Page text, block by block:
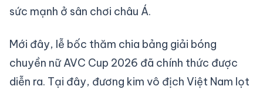
sức mạnh ở sân chơi châu Á.
Mới đây, lễ bốc thăm chia bảng giải bóng
chuyền nữ AVC Cup 2026 đã chính thức được
diễn ra. Tại đây, đương kim vô địch Việt Nam lọt